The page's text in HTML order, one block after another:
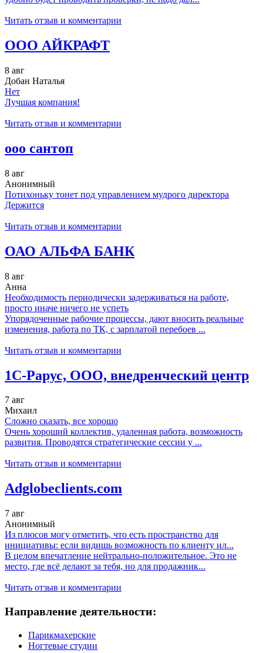
Читать отзыв и комментарии
ООО АЙКРАФТ
8 авг
Добан Наталья
Нет
Лучшая компания!
Читать отзыв и комментарии
ооо сантоп
8 авг
Анонимный
Потихоньку тонет под управлением мудрого директора
Держится
Читать отзыв и комментарии
ОАО АЛЬФА БАНК
8 авг
Анна
Необходимость периодически задерживаться на работе,
просто иначе ничего не успеть
Упорядоченные рабочие процессы, дают вносить реальные
изменения, работа по ТК, с зарплатой перебоев ...
Читать отзыв и комментарии
1C-Рарус, ООО, внедренческий центр
7 авг
Михаил
Сложно сказать, все хорошо
Очень хороший коллектив, удаленная работа, возможность
развития. Проводятся стратегические сессии у ...
Читать отзыв и комментарии
Adglobeclients.com
7 авг
Анонимный
Из плюсов могу отметить, что есть пространство для
инициативы: если видишь возможность по клиенту ил...
В целом впечатление нейтрально-положительное. Это не
место, где всё делают за тебя, но для продажник...
Читать отзыв и комментарии
Направление деятельности:
Парикмахерские
Ногтевые студии